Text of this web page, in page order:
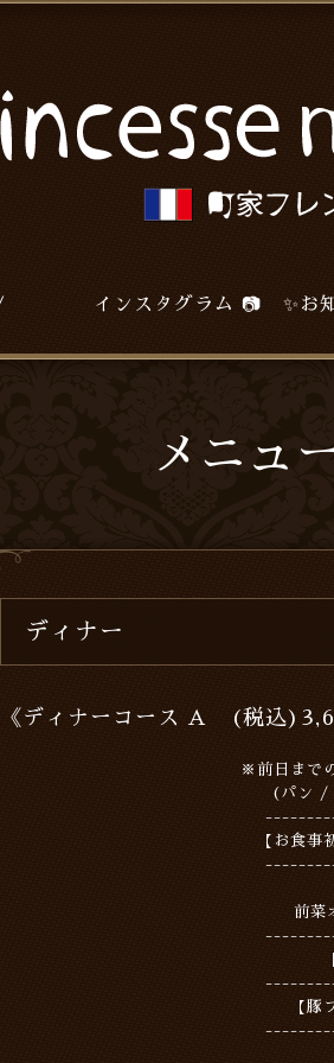
/ インスタグラム 📷 ✨お
メニュ
ディナー
《ディナーコース A (税込
※前日まで
(パン /
【お食事
前菜
【豚